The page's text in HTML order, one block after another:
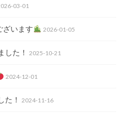
03-01
ざいます 2026-01-05
した！ 2025-10-21
2024-12-01
た！ 2024-11-16